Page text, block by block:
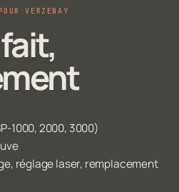
VERZENAY
1000, 2000, 3000)
réglage laser, remplacement